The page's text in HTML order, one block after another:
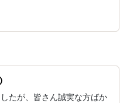
たが、皆さん誠実な方ばか